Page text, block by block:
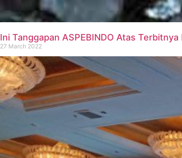
Ini Tanggapan ASPEBINDO Atas
27 March 2022